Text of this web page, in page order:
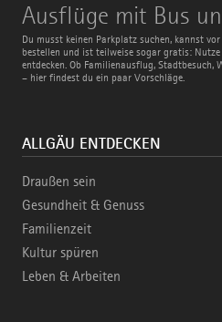
Ausflüge mit Bus
Du musst keinen Parkplatz suchen, kannst
bestellen und ist teilweise sogar gratis:
entdecken. Ob Familienausflug,
– hier findest du ein paar Vorschläge.
Ausflüge
mit
Bus
und
Bahn
ALLGÄU ENTDECKEN
Draußen sein
Gesundheit & Genuss
Familienzeit
Kultur spüren
Leben & Arbeiten